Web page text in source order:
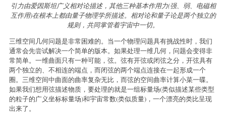
引力由爱因斯坦广义相对论描述，其他三种基本作用力(强、弱、电磁相
互作用)在根本上都由量子物理学所描述。相对论和量子论是两个独立的
规则，共同掌管着宇宙中一切。
三维空间几何问题是非常困难的。当一个物理问题具有挑战性时，我们
通常会先尝试解决一个简单的版本。如果处理一维几何，问题会变得非
常简单。一维曲面只有一种可能，弦。弦有开弦或闭弦之分，开弦具有
两个独立的、不相连的端点，而闭弦的两个端点连接在一起形成一个
圈。三维空间中曲面的曲率复杂无比，而弦的空间曲率计算小菜一碟。
如果我们想用弦描述物质，要处理的就是一组标量场(类似描述某些类型
的粒子的广义坐标标量场)和宇宙常数(类似质量)，一个漂亮的类比呈现
出来了。